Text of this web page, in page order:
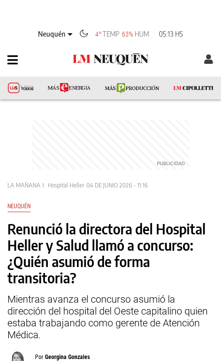
Neuquén 4° TEMP 63% HUM 05:13 HS
LA MAÑANA Hospital Heller 04 DE JUNIO 2026 - 11:16
NEUQUÉN
Renunció la directora del Hospital
Heller y Salud llamó a concurso:
¿Quién asumió de forma
transitoria?
Mientras avanza el concurso asumió la
dirección del hospital del Oeste capitalino quien
estaba trabajando como gerente de Atención
Médica.
Por Georgina Gonzales